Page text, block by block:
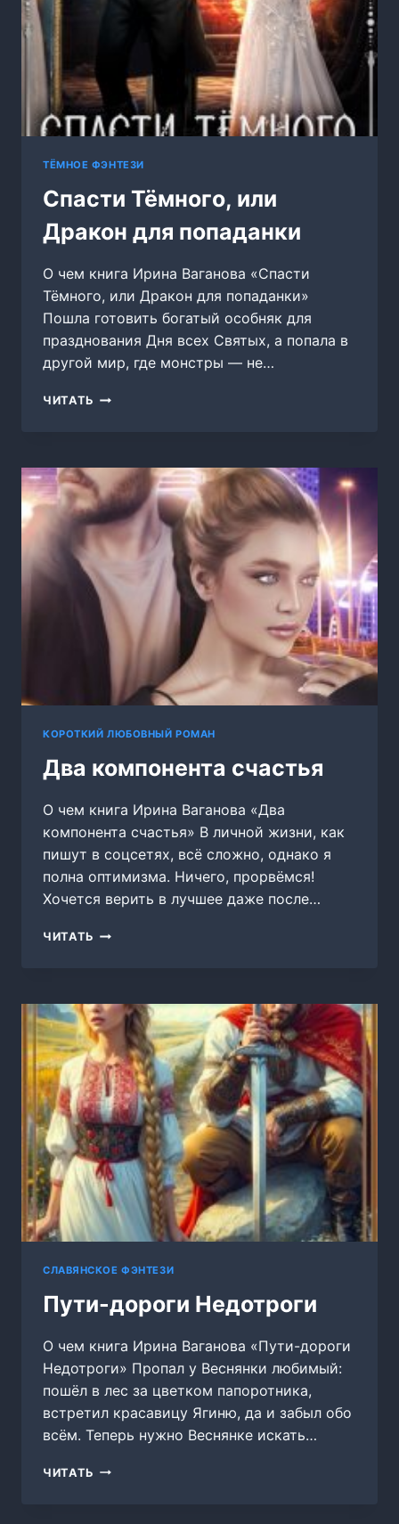
ТЁМНОЕ ФЭНТЕЗИ
Спасти Тёмного, или
Дракон для попаданки
О чем книга Ирина Ваганова «Спасти
Тёмного, или Дракон для попаданки»
Пошла готовить богатый особняк для
празднования Дня всех Святых, а попала в
другой мир, где монстры — не…
ЧИТАТЬ СПАСТИ
ДЛЯ
ПОПАДАНКИ
КОРОТКИЙ ЛЮБОВНЫЙ РОМАН
Два компонента счастья
О чем книга Ирина Ваганова «Два
компонента счастья» В личной жизни, как
пишут в соцсетях, всё сложно, однако я
полна оптимизма. Ничего, прорвёмся!
Хочется верить в лучшее даже после…
ЧИТАТЬ ДВА
СЛАВЯНСКОЕ ФЭНТЕЗИ
Пути-дороги Недотроги
О чем книга Ирина Ваганова «Пути-дороги
Недотроги» Пропал у Веснянки любимый:
пошёл в лес за цветком папоротника,
встретил красавицу Ягиню, да и забыл обо
всём. Теперь нужно Веснянке искать…
ЧИТАТЬ ПУТИ-